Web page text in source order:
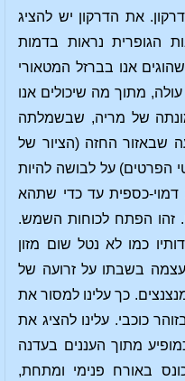
את הדרקון יש להציג
הגופרית נראות בדמות
אנו בברזל המטאורי
מתוך מה שיכולים אנו
של מריה, שבשמלתה
שבאזור החזה (הציור של
הפרטים) על לבושה להיות
דמוי-כספית עד כדי שתהא
זהו הפתח לכוחות השמש.
כמו לא נטל שום מזון
בשבתו על זרועה של
כך עלינו למסור את
כוכבי. עלינו להציג את
מתוך העננים בעדנה
באורח פנימי ומתחת,